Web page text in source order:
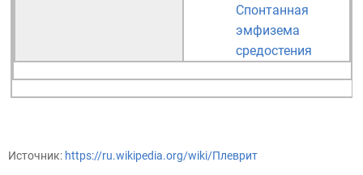
Спонтанная
эмфизема
средостения
Источник: https://ru.wikipedia.org/wiki/Плеврит